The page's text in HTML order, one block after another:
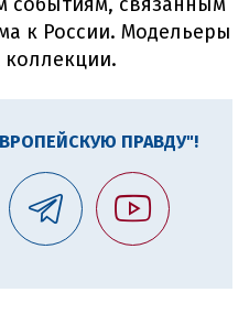
к России. Модельеры
коллекции.
ПРАВДУ"!